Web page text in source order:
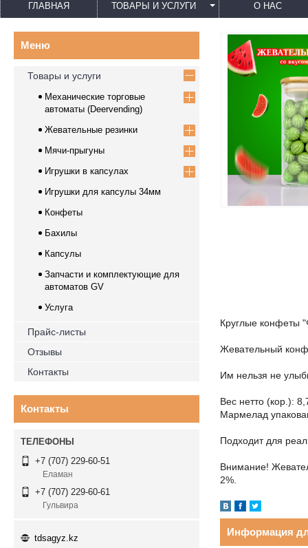
ГЛАВНАЯ ТОВАРЫ И УСЛУГИ О НАС
Круглые конфеты
Жевательный
Им нельзя не
Вес нетто (кор.):
Мармелад
Подходит для
Внимание!
2%.
Информация
Товары и услуги
Механические торговые
автоматы (Deervending)
Жевательные резинки
Мячи-прыгуны
Игрушки в капсулах
Игрушки для капсулы 34мм
Конфеты
Бахилы
Капсулы
Запчасти и комплектующие для
автоматов GV
Услуга
Прайс-листы
Отзывы
Контакты
Контакты
+7 (707) 229-60-51
Еламан
+7 (707) 229-60-61
Гульвира
tdsagyz.kz